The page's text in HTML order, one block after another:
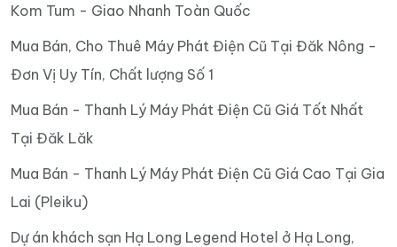
Kom Tum - Giao Nhanh Toàn Quốc
Mua Bán, Cho Thuê Máy Phát Điện Cũ Tại Đăk Nông -
Đơn Vị Uy Tín, Chất lượng Số 1
Mua Bán - Thanh Lý Máy Phát Điện Cũ Giá Tốt Nhất
Tại Đăk Lăk
Mua Bán - Thanh Lý Máy Phát Điện Cũ Giá Cao Tại Gia
Lai (Pleiku)
Dự án khách sạn Hạ Long Legend Hotel ở Hạ Long,